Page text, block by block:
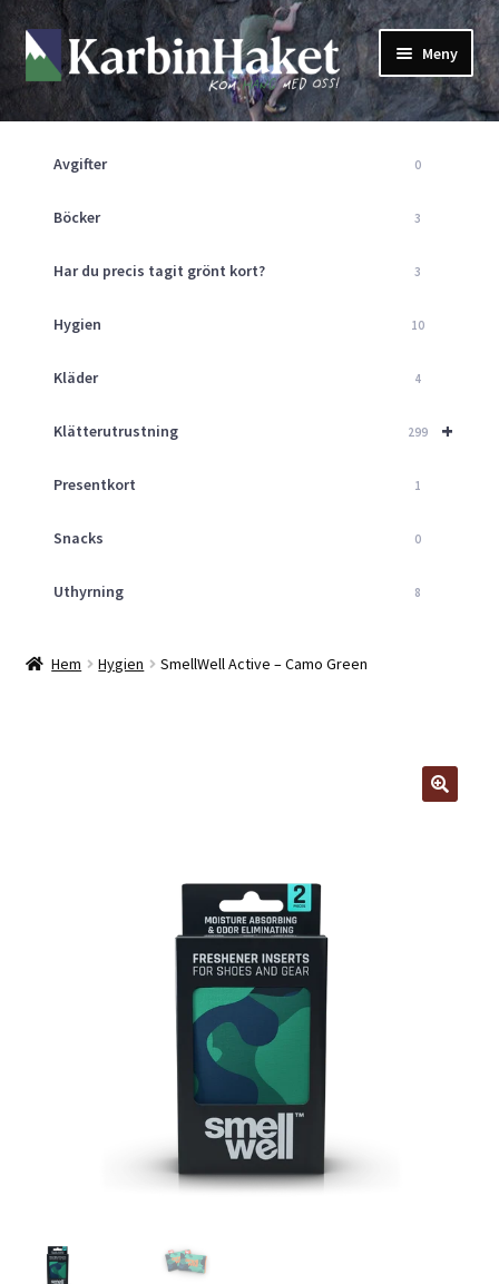
Hoppa
till
navigering
Hoppa
till
innehåll
Meny
Shop
Returpolicy
Mitt Konto
Kurser
Klätterväggen
Aktuellt
Avgifter 0
Böcker 3
Har du precis tagit grönt kort? 3
Hygien 10
Kläder 4
+
Klätterutrustning 299
Presentkort 1
Snacks 0
Uthyrning 8
Hem Hygien SmellWell Active – Camo Green